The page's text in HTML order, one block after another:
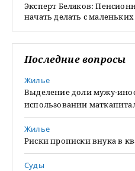
Эксперт Беляков:
начать делать с
Последние вопросы
Жилье
Выделение доли мужу-
использовании
Жилье
Риски прописки внука в
Суды